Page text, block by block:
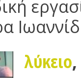
λύκειο,